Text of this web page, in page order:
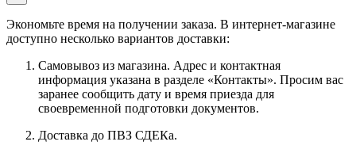
Экономьте время на получении заказа. В интернет-магазине
доступно несколько вариантов доставки:
Самовывоз из магазина. Адрес и контактная
информация указана в разделе «Контакты». Просим вас
заранее сообщить дату и время приезда для
своевременной подготовки документов.
Доставка до ПВЗ СДЕКа.